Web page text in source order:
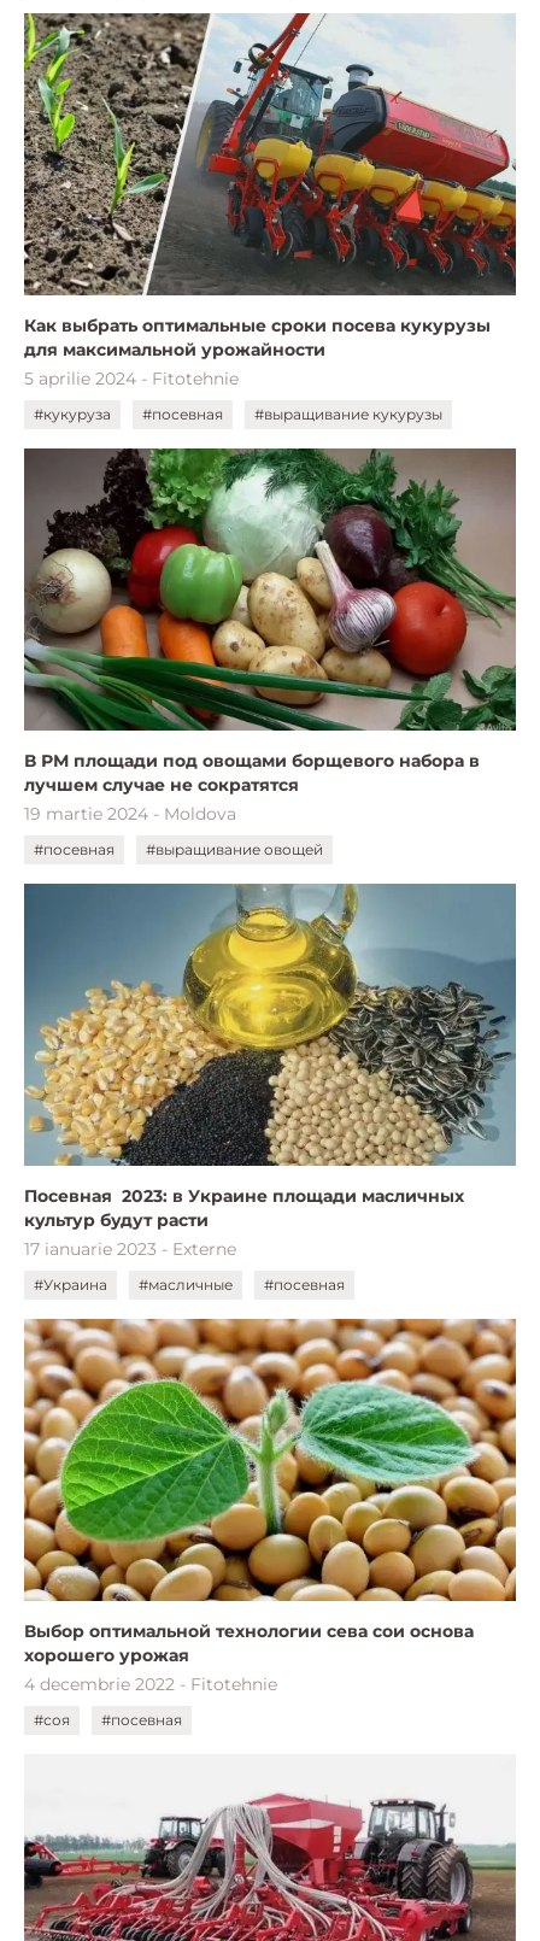
Как выбрать оптимальные сроки посева кукурузы
для максимальной урожайности
5 aprilie 2024 - Fitotehnie
#кукуруза #посевная #выращивание кукурузы
В РМ площади под овощами борщевого набора в
лучшем случае не сократятся
19 martie 2024 - Moldova
#посевная #выращивание овощей
Посевная 2023: в Украине площади масличных
культур будут расти
17 ianuarie 2023 - Externe
#Украина #масличные #посевная
Выбор оптимальной технологии сева сои основа
4 decembrie 2022 - Fitotehnie
#соя #посевная